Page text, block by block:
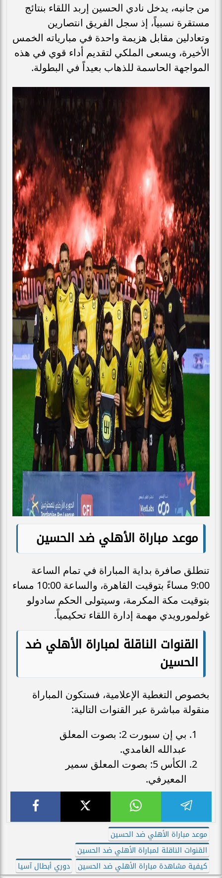
من جانبه، يدخل نادي الحسين إربد اللقاء بنتائج
مستقرة نسبياً، إذ سجل الفريق انتصارين
وتعادلين مقابل هزيمة واحدة في مبارياته الخمس
الأخيرة، ويسعى الملكي لتقديم أداء قوي في هذه
المواجهة الحاسمة للذهاب بعيداً في البطولة.
موعد مباراة الأهلي ضد الحسين
تنطلق صافرة بداية المباراة في تمام الساعة
9:00 مساءً بتوقيت القاهرة، والساعة 10:00 مساء
بتوقيت مكة المكرمة، وسيتولى الحكم سادولو
غولمورويدي مهمة إدارة اللقاء تحكيمياً.
القنوات الناقلة لمباراة الأهلي ضد
الحسين
بخصوص التغطية الإعلامية، فستكون المباراة
منقولة مباشرة عبر القنوات التالية:
بي إن سبورت 2: بصوت المعلق
عبدالله الغامدي.
الكأس 5: بصوت المعلق سمير
المعيرفي.
موعد مباراة الأهلي ضد الحسين
القنوات الناقلة لمباراة الأهلي ضد الحسين
كيفية مشاهدة مباراة الأهلي ضد الحسين
دوري أبطال آسيا